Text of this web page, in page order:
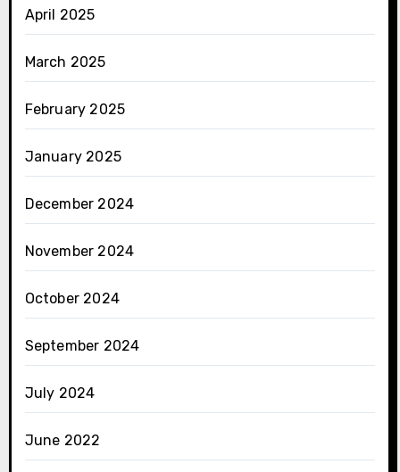
April 2025
March 2025
February 2025
January 2025
December 2024
November 2024
October 2024
September 2024
July 2024
June 2022